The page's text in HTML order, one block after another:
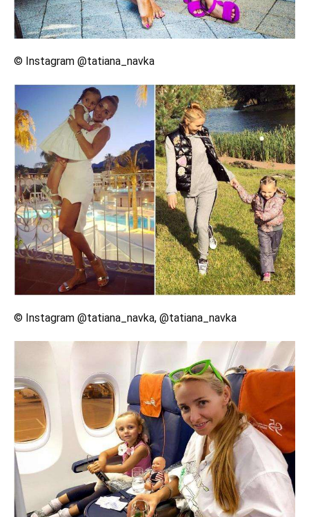
© Instagram @tatiana_navka
© Instagram @tatiana_navka, @tatiana_navka